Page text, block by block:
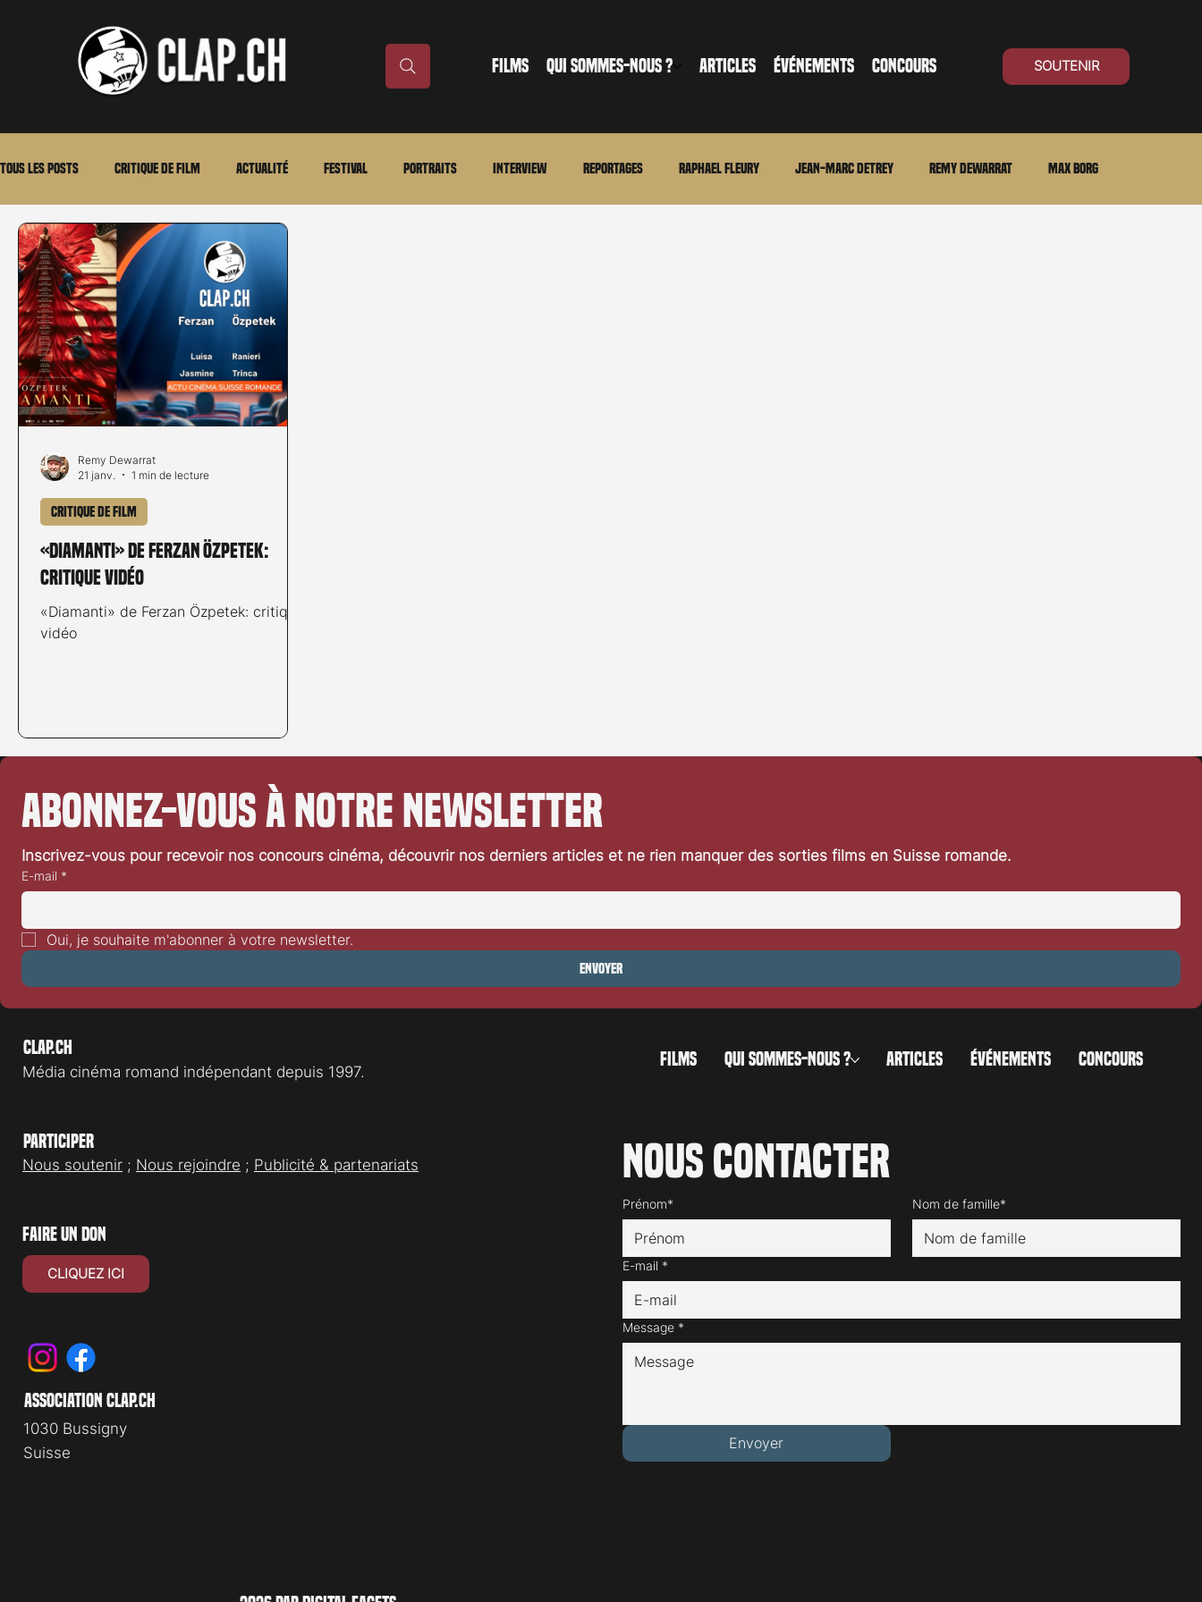
FILMS QUI SOMMES-NOUS ? ARTICLES ÉVÉNEMENTS CONCOURS SOUTENIR
Tous les posts Critique de film Actualité Festival Portraits Interview Reportages Raphael Fleury Jean-Marc Detrey Remy Dewarrat Max Borg
Laurent Scherlen Memento
Stéfanie Rossier Streaming Stefanie Rossier
«Diamanti» de Ferzan Özpetek:
critique vidéo
«Diamanti» de Ferzan Özpetek: critique
vidéo
Critique de film
Remy Dewarrat
21 janv.
1 min de lecture
Abonnez-vous à notre newsletter
Inscrivez-vous pour recevoir nos concours cinéma, découvrir nos derniers articles et ne rien manquer des sorties films en Suisse romande.
E-mail *
Oui, je souhaite m'abonner à votre newsletter.
Envoyer
Clap.ch
Média cinéma romand indépendant depuis 1997.
FILMS QUI SOMMES-NOUS ? ARTICLES ÉVÉNEMENTS CONCOURS
Participer
Nous soutenir ; Nous rejoindre ; Publicité & partenariats Nous contacter
Prénom* Nom de famille*
E-mail *
Message *
Envoyer
faire un don
CLIQUEZ ICI
association clap.ch
1030 Bussigny
Suisse